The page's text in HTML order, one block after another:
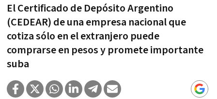
El Certificado de Depósito Argentino
(CEDEAR) de una empresa nacional que
cotiza sólo en el extranjero puede
comprarse en pesos y promete importante
suba